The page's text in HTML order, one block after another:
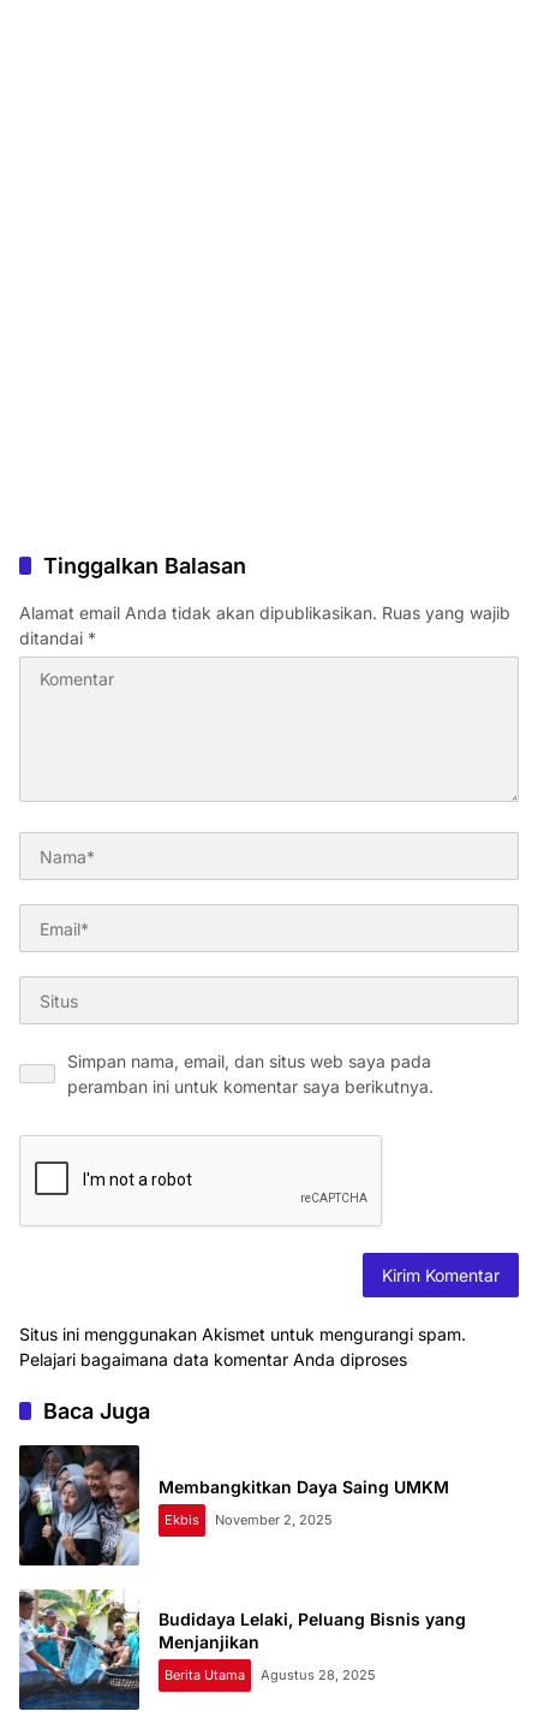
Tinggalkan Balasan
Alamat email Anda tidak akan dipublikasikan. Ruas yang wajib
ditandai *
Simpan nama, email, dan situs web saya pada
peramban ini untuk komentar saya berikutnya.
Situs ini menggunakan Akismet untuk mengurangi spam.
Pelajari bagaimana data komentar Anda diproses
Baca Juga
Membangkitkan Daya Saing UMKM
Ekbis November 2, 2025
Budidaya Lelaki, Peluang Bisnis yang
Menjanjikan
Berita Utama Agustus 28, 2025